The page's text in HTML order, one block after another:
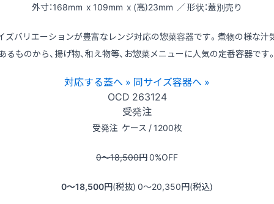
外寸：168mm x 109mm x (高)23mm ／ 形状：蓋別売り
ズバリエーションが豊富なレンジ対応の惣菜容器です。煮物の様な汁
るものから、揚げ物、和え物等、お惣菜メニューに人気の定番容器です
対応する蓋へ » 同サイズ容器へ »
OCD 263124
受発注
受発注 ケース / 1200枚
0〜18,500円0%OFF
0〜18,500円(税抜) 0〜20,350円(税込)